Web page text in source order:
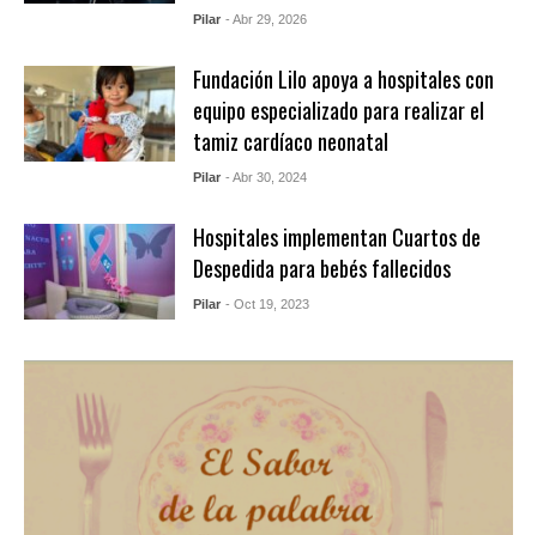
Pilar - Abr 29, 2026
Fundación Lilo apoya a hospitales con
equipo especializado para realizar el
tamiz cardíaco neonatal
Pilar - Abr 30, 2024
Hospitales implementan Cuartos de
Despedida para bebés fallecidos
Pilar - Oct 19, 2023